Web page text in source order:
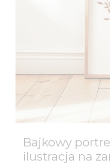
Bajkowy
ilustracja na